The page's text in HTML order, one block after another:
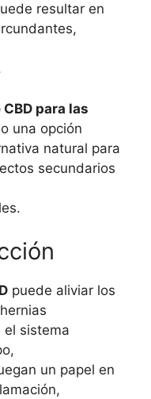
resultar en
para las
una opción
natural para
secundarios
puede aliviar los
el sistema
un papel en